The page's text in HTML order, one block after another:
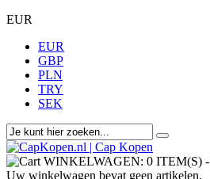
EUR
EUR
GBP
PLN
TRY
SEK
WINKELWAGEN: 0 ITEM(S) -
Uw winkelwagen bevat geen artikelen.